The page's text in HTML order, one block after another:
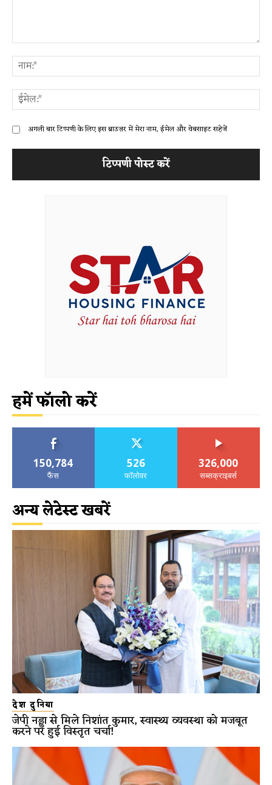
अगली बार टिप्पणी के लिए इस ब्राउज़र में मेरा नाम, ईमेल और वेबसाइट सहेजें
हमें फॉलो करें
150,784
फैंस
526
फॉलोवर
326,000
सब्सक्राइबर्स
अन्य लेटेस्ट खबरें
देश दुनिया
जेपी नड्डा से मिले निशांत कुमार, स्वास्थ्य व्यवस्था को मजबूत
करने पर हुई विस्तृत चर्चा!